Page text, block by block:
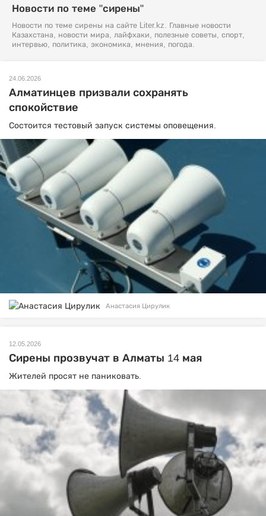
Новости по теме "сирены"
Новости по теме сирены на сайте Liter.kz. Главные новости
Казахстана, новости мира, лайфхаки, полезные советы, спорт,
интервью, политика, экономика, мнения, погода.
24.06.2026
Алматинцев призвали сохранять
спокойствие
Состоится тестовый запуск системы оповещения.
Анастасия Цирулик
12.05.2026
Сирены прозвучат в Алматы 14 мая
Жителей просят не паниковать.